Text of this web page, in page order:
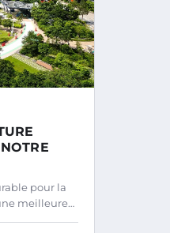
pour la
meilleure…